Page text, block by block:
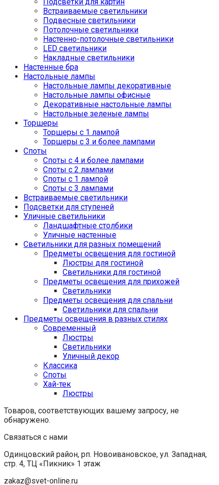
Встраиваемые светильники
Подвесные светильники
Потолочные светильники
Настенно-потолочные светильники
LED светильники
Накладные светильники
Настенные бра
Настольные лампы
Настольные лампы декоративные
Настольные лампы офисные
Декоративные настольные лампы
Настольные зеленые лампы
Торшеры
Торшеры с 1 лампой
Торшеры с 3 и более лампами
Споты
Споты с 4 и более лампами
Споты с 2 лампами
Споты с 1 лампой
Споты с 3 лампами
Встраиваемые светильники
Подсветки для ступеней
Уличные светильники
Ландшафтные столбики
Уличные настенные
Светильники для разных помещений
Предметы освещения для гостиной
Люстры для гостиной
Светильники для гостиной
Предметы освещения для прихожей
Светильники
Предметы освещения для спальни
Светильники для спальни
Предметы освещения в разных стилях
Cовременный
Люстры
Светильники
Уличный декор
Классика
Споты
Хай-тек
Люстры
Товаров, соответствующих вашему запросу, не
обнаружено.
Связаться с нами
Одинцовский район, рп. Новоивановское, ул. Западная,
стр. 4, ТЦ «Пикник» 1 этаж
zakaz@svet-online.ru